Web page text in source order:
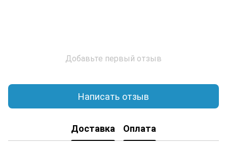
Добавьте первый отзыв
Написать отзыв
Доставка Оплата